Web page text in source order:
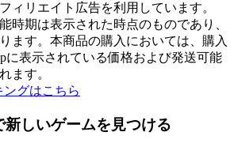
ィリエイト広告を利用しています。
時期は表示された時点のものであり、
ます。本商品の購入においては、購入
に表示されている価格および発送可能
ます。
ングはこちら
新しいゲームを見つける